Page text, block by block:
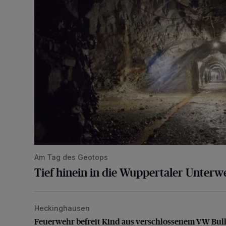
Am Tag des Geotops
Tief hinein in die Wuppertaler
Feuerwehr befreit Kind aus verschlossenem VW Bulli
Heckinghausen
Feuerwehr befreit Kind aus verschlossenem VW